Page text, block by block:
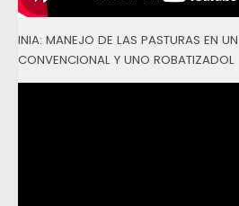
INIA: MANEJO DE LAS PASTURAS EN
CONVENCIONAL Y UNO ROBATIZADOL